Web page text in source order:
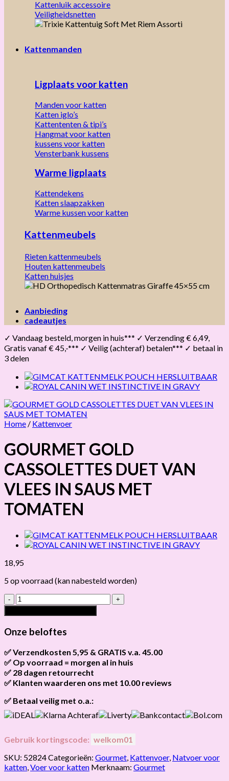
Kattenluik accessoire
Veiligheidsnetten
Kattenmanden
Ligplaats voor katten
Manden voor katten
Katten iglo’s
Kattententen & tipi’s
Hangmat voor katten
kussens voor katten
Vensterbank kussens
Warme ligplaats
Kattendekens
Katten slaapzakken
Warme kussen voor katten
Kattenmeubels
Rieten kattenmeubels
Houten kattenmeubels
Katten huisjes
Aanbieding
cadeautjes
✓ Vandaag besteld, morgen in huis*** ✓ Verzending € 6,49,
Gratis vanaf € 45,-*** ✓ Veilig (achteraf) betalen*** ✓ betaal in
3 delen
Home / Kattenvoer
GOURMET GOLD
CASSOLETTES DUET VAN
VLEES IN SAUS MET
TOMATEN
18,95
5 op voorraad (kan nabesteld worden)
GOURMET
GOLD
CASSOLETTES
DUET
VAN
IN
SAUS
MET
TOMATEN
Onze beloftes
✅ Verzendkosten 5,95 & GRATIS v.a. 45.00
Brievenbus verzendingen zijn 3,95, een pakket 5,95 en
bestellingen v.a. 45,00 worden gratis verzonden.
✅ Op voorraad = morgen al in huis
Als het product op voorraad is en je bestelt vóór 13:00, wordt
hetvandaag nog verzonden.
✅ 28 dagen retourrecht
Niet tevreden? Geen probleem! Je hebt28 dagen
✅ Klanten waarderen ons met 10.00 reviews
✅ Betaal veilig met o.a.:
Gebruik kortingscode: welkom01
SKU: 52824Categorieën: Gourmet Kattenvoer, Natvoer voor
katten Voer voor katten Merknaam: Gourmet